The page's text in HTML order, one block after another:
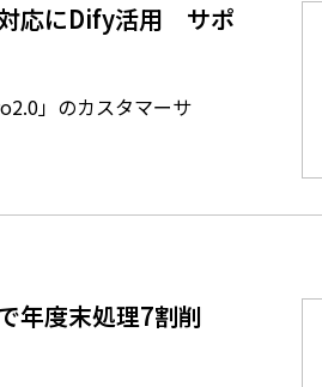
応にDify活用 サポ
」のカスタマーサ
年度末処理7割削